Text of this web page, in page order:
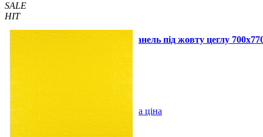
SALE
HIT
Самоклеюча декоративна 3D панель під жовту цеглу
Оптова ціна